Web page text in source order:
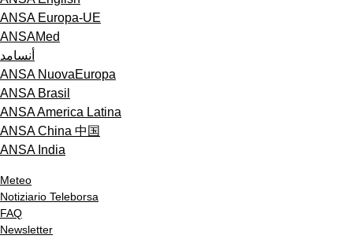
ANSA Europa-UE
ANSAMed
أنسامد
ANSA NuovaEuropa
ANSA Brasil
ANSA America Latina
ANSA China 中国
ANSA India
Meteo
Notiziario Teleborsa
FAQ
Newsletter